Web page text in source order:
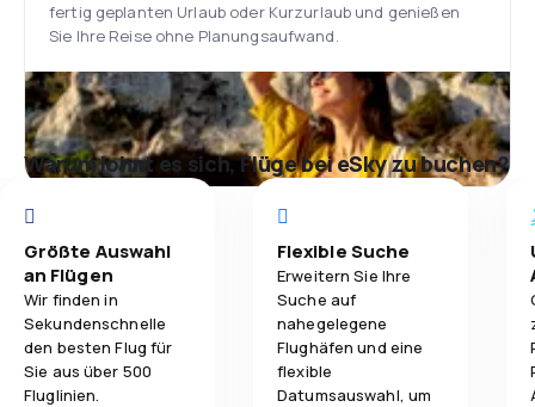
fertig geplanten Urlaub oder Kurzurlaub und genießen
Sie Ihre Reise ohne Planungsaufwand.
Warum lohnt es sich, Flüge bei eSky zu buchen?
Größte Auswahl
an Flügen
Wir finden in
Sekundenschnelle
den besten Flug für
Sie aus über 500
Fluglinien.
Flexible Suche
Erweitern Sie Ihre
Suche auf
nahegelegene
Flughäfen und eine
flexible
Datumsauswahl, um